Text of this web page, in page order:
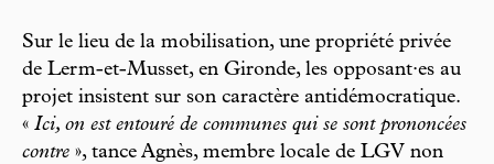
Sur le lieu de la mobilisation, une propriété privée
de Lerm-et-Musset, en Gironde, les opposant·es au
projet insistent sur son caractère antidémocratique.
« Ici, on est entouré de communes qui se sont prononcées
contre », tance Agnès, membre locale de LGV non